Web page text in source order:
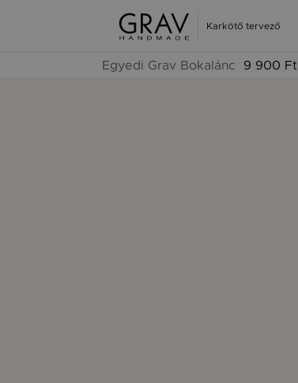
Karkötő tervező
Egyedi Grav Bokalánc 9 900 Ft